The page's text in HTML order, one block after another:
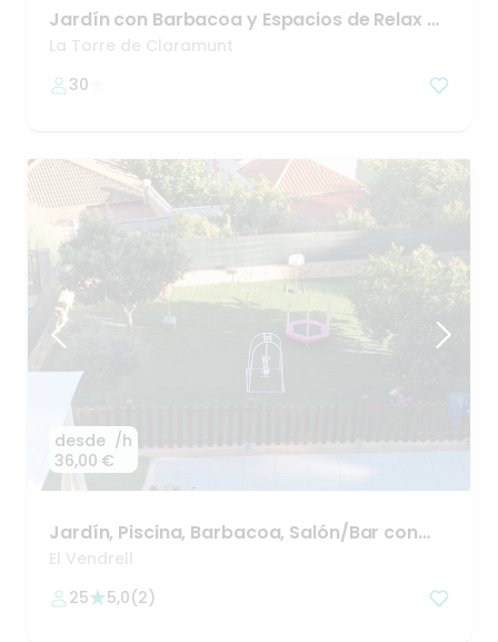
Jardín con Barbacoa y Espacios de Relax en
Masquefa ✨
La Torre de Claramunt
30
desde
36,00 €
/h
Jardín​,​ Piscina​,​ Barbacoa​,​ Salón​/​Bar con
Pantalla El
El Vendrell
25
5,0(2)